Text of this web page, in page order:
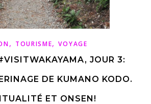
, TOURISME,VOYAGE
JOUR 3:
DE KUMANO KODO.
ET ONSEN!